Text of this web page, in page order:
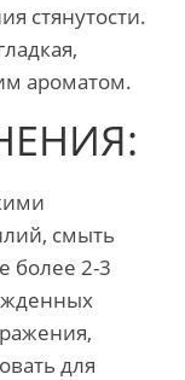
стянутости.
ароматом.
смыть
более 2-3
для